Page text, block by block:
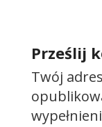
Prześlij
Twój